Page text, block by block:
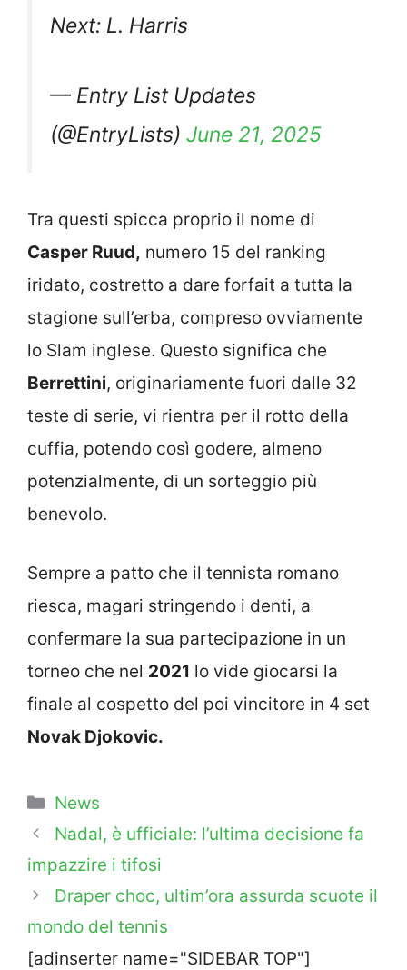
Next: L. Harris
— Entry List Updates
(@EntryLists) June 21, 2025
Tra questi spicca proprio il nome di
Casper Ruud, numero 15 del ranking
iridato, costretto a dare forfait a tutta la
stagione sull’erba, compreso ovviamente
lo Slam inglese. Questo significa che
Berrettini, originariamente fuori dalle 32
teste di serie, vi rientra per il rotto della
cuffia, potendo così godere, almeno
potenzialmente, di un sorteggio più
benevolo.
Sempre a patto che il tennista romano
riesca, magari stringendo i denti, a
confermare la sua partecipazione in un
torneo che nel 2021 lo vide giocarsi la
finale al cospetto del poi vincitore in 4 set
Novak Djokovic.
Categorie
News
Nadal, è ufficiale: l’ultima decisione fa
impazzire i tifosi
Draper choc, ultim’ora assurda scuote il
mondo del tennis
[adinserter name="SIDEBAR TOP"]